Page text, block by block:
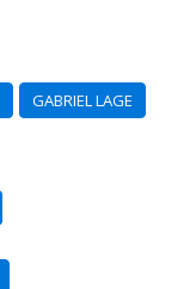
GABRIEL LAGE